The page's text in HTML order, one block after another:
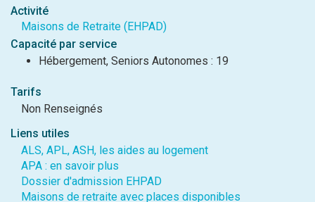
Activité
Maisons de Retraite (EHPAD)
Capacité par service
Hébergement, Seniors Autonomes : 19
Tarifs
Non Renseignés
Liens utiles
ALS, APL, ASH, les aides au logement
APA : en savoir plus
Dossier d'admission EHPAD
Maisons de retraite avec places disponibles